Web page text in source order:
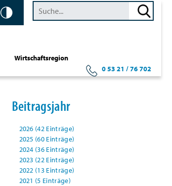
Wirtschaftsregion
0 53 21 / 76 702
Beitragsjahr
2026 (42 Einträge)
2025 (60 Einträge)
2024 (36 Einträge)
2023 (22 Einträge)
2022 (13 Einträge)
2021 (5 Einträge)